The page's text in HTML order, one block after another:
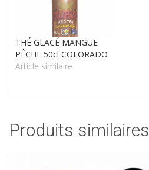
THÉ GLACÉ MANGUE
PÊCHE 50cl COLORADO
Article similaire
Produits similaires